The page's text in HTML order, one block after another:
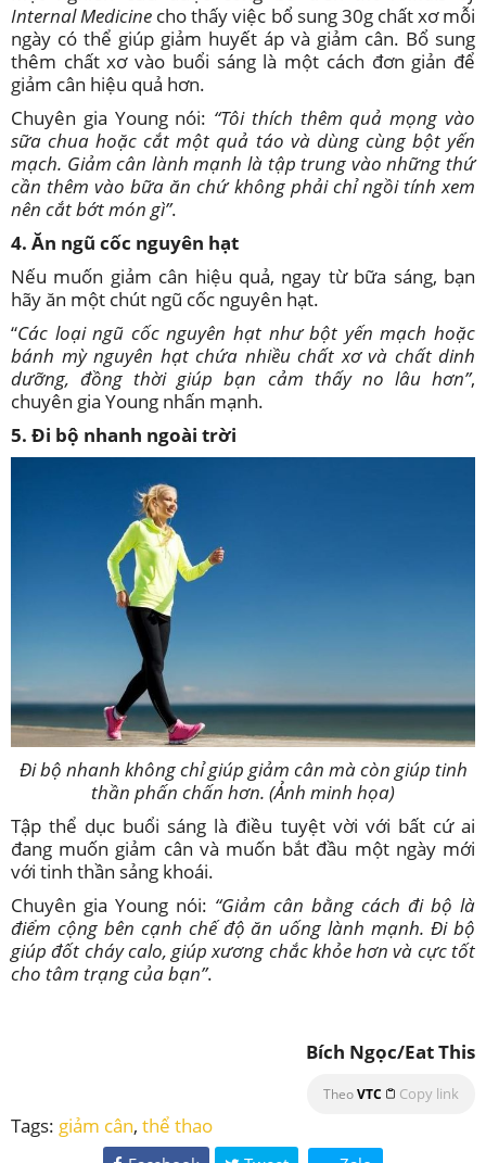
Internal Medicine cho thấy việc bổ sung 30g chất xơ mỗi
ngày có thể giúp giảm huyết áp và giảm cân. Bổ sung
thêm chất xơ vào buổi sáng là một cách đơn giản để
giảm cân hiệu quả hơn.
Chuyên gia Young nói: “Tôi thích thêm quả mọng vào
sữa chua hoặc cắt một quả táo và dùng cùng bột yến
mạch. Giảm cân lành mạnh là tập trung vào những thứ
cần thêm vào bữa ăn chứ không phải chỉ ngồi tính xem
nên cắt bớt món gì”.
4. Ăn ngũ cốc nguyên hạt
Nếu muốn giảm cân hiệu quả, ngay từ bữa sáng, bạn
hãy ăn một chút ngũ cốc nguyên hạt.
“Các loại ngũ cốc nguyên hạt như bột yến mạch hoặc
bánh mỳ nguyên hạt chứa nhiều chất xơ và chất dinh
dưỡng, đồng thời giúp bạn cảm thấy no lâu hơn”,
chuyên gia Young nhấn mạnh.
5. Đi bộ nhanh ngoài trời
Đi bộ nhanh không chỉ giúp giảm cân mà còn giúp tinh
thần phấn chấn hơn. (Ảnh minh họa)
Tập thể dục buổi sáng là điều tuyệt vời với bất cứ ai
đang muốn giảm cân và muốn bắt đầu một ngày mới
với tinh thần sảng khoái.
Chuyên gia Young nói: “Giảm cân bằng cách đi bộ là
điểm cộng bên cạnh chế độ ăn uống lành mạnh. Đi bộ
giúp đốt cháy calo, giúp xương chắc khỏe hơn và cực tốt
cho tâm trạng của bạn”.
Bích Ngọc/Eat This
TheoVTC Copy link
Tags: giảm cân, thể thao